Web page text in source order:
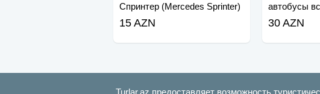
Спринтер (Mercedes Sprinter)
15 AZN
автобусы
30 AZN
Turlar.az предоставляет возможность